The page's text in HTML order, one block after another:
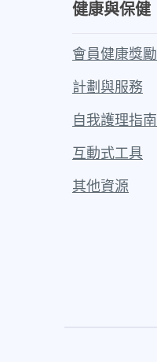
健康與保健
會員健康獎勵
計劃與服務
自我護理指南
互動式工具
其他資源